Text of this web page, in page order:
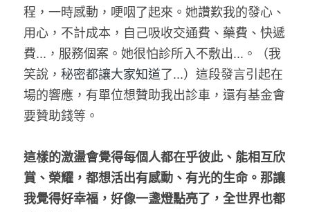
程，一時感動，哽咽了起來。她讚歎我的發心、
用心，不計成本，自己吸收交通費、藥費、快遞
費...，服務個案。她很怕診所入不敷出...。（我
笑說， 秘密都讓大家知道 了...）這段發言引起在
場的響應，有單位想贊助我出診車，還有基金會
要贊助錢等。
這樣的激盪會覺得每個人都在乎彼此、能相互欣
賞、榮耀，都想活出有感動、有光的生命。那讓
我覺得好幸福，好像一盞燈點亮了，全世界也都